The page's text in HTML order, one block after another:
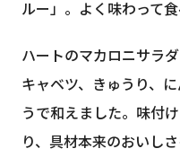
ルー」。よく味わって
ハートのマカロニサラ
キャベツ、きゅうり、
うで和えました。味付
り、具材本来のおいし